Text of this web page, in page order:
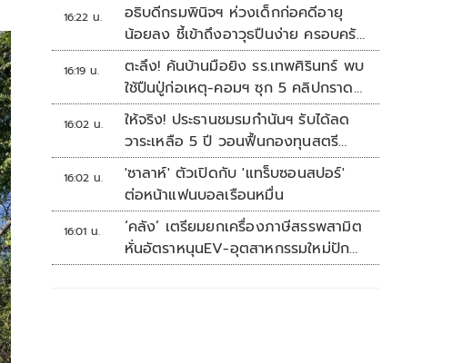
16:22 น.
อธิบดีกรมพินิจฯ ห่วงเด็กก่อคดีอายุ
น้อยลง ชี้เข้าถึงอาวุธปืนง่าย ครอบครัว
แตกแยกเป็นชนวนสำคัญ
16:19 น.
ตะลึง! ค้นบ้านมือยิง รร.เทพศิรินทร์ พบ
ใช้ปืนปู่ก่อเหตุ-คอมฯ ซุก 5 คลิปกราด
ยิง
16:02 น.
ให้จริง! ประธานชมรมกำนันฯ รับได้ลด
วาระเหลือ 5 ปี วอนฟื้นกองทุนสตรี
อำเภอละล้าน
16:02 น.
'ซาลาห์' ตัวเปิดกับ 'แทร็บซอนสปอร์'
ต่อหน้าแฟนบอลเรือนหมื่น
16:01 น.
‘คลัง’ เตรียมยกเครื่องภาษีสรรพสามิต
หั่นอัตราหนุนEV-อุตสาหกรรมใหม่ปัก
หมุดไทย